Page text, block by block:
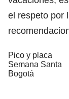
el respeto por
Pico y placa
Semana Santa
Bogotá